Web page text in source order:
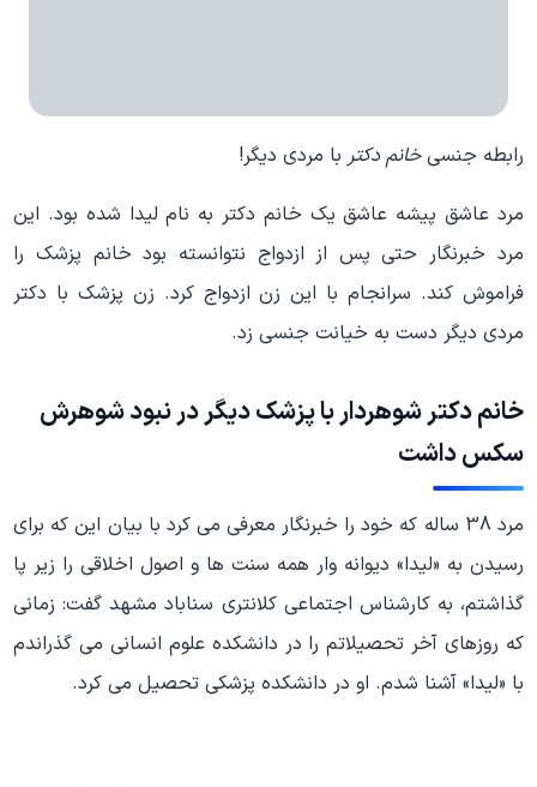
رابطه جنسیخانم دکتر با مردی دیگر!
مرد عاشق پیشه عاشق یک خانم دکتر به نام لیدا شده بود. این
مرد خبرنگار حتی پس از ازدواج نتوانسته بود خانم پزشک را
فراموش کند. سرانجام با این زن ازدواج کرد. زن پزشک با دکتر
مردی دیگر دست به خیانت جنسی زد.
خانم دکترشوهردار با پزشک دیگر در نبود شوهرش
سکس داشت
مرد 38 ساله که خود را خبرنگار معرفی می کرد با بیان این که برای
رسیدن به «لیدا» دیوانه وار همه سنت ها و اصول اخلاقی را زیر پا
گذاشتم، به کارشناس اجتماعی کلانتری سناباد مشهد گفت: زمانی
که روزهای آخر تحصیلاتم را در دانشکده علوم انسانی می گذراندم
با «لیدا» آشنا شدم. او در دانشکده پزشکی تحصیل می کرد.